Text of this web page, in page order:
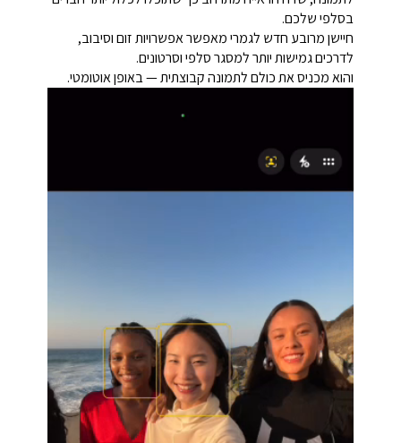
בסלפי שלכם.
חיישן מרובע חדש לגמרי מאפשר אפשרויות זום וסיבוב,
לדרכים גמישות יותר למסגר סלפי וסרטונים.
והוא מכניס את כולם לתמונה קבוצתית — באופן אוטומטי.